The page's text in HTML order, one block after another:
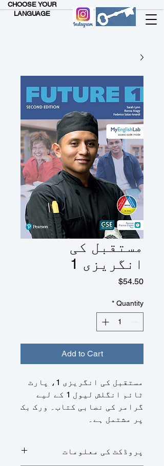
CHOOSE YOUR
LANGUAGE
مستقبل کی
انگریزی 1
$54.50
Price
Quantity
*
Add to Cart
مستقبل کی انگریزی 1، پارٹ
ٹائم انگلش لیول 1 کے لیے
گرامر کی نصابی کتاب۔ ورک بک
پر مشتمل ہے۔
پروڈکٹ کی معلومات